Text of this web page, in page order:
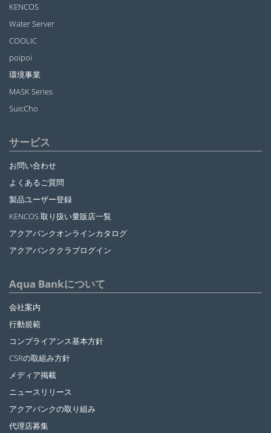
KENCOS
Water Server
COOLIC
poipoi
環境事業
MASK Series
SuicCho
サービス
お問い合わせ
よくあるご質問
製品ユーザー登録
KENCOS 取り扱い量販店一覧
アクアバンクオンラインカタログ
アクアバンククラブログイン
Aqua Bankについて
会社案内
行動規範
コンプライアンス基本方針
CSRの取組み方針
メディア掲載
ニュースリリース
アクアバンクの取り組み
代理店募集